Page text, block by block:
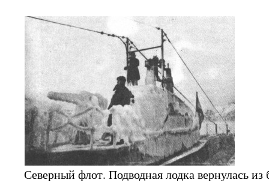
Северный флот. Подводная лодка вернулась